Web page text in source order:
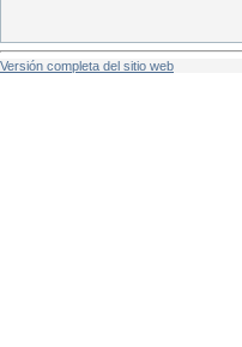
Versión completa del sitio web